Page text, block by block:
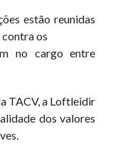
estão reunidas
os
no cargo entre
TACV, a Loftleidir
dos valores